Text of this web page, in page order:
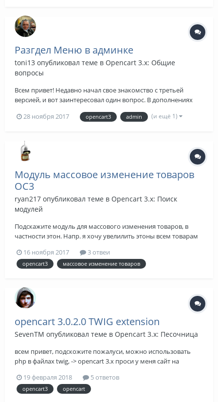
Разгдел Меню в админке
toni13 опубликовал теме в Opencart 3.x: Общие
вопросы
Всем привет! Недавно начал свое знакомство с третьей
версией, и вот заинтересовал один вопрос. В дополнениях
вопрос, что это икое и как этим пользоваться. Пыился
Может кто проконсультирует на...
28 ноября 2017 opencart3 admin (и ещё 1)
Модуль массовое изменение товаров
OC3
ryan217 опубликовал теме в Opencart 3.x: Поиск
модулей
Подскажите модуль для массового изменения товаров, в
частности этон. Напр. я хочу увелилить этоны всем товарам
16 ноября 2017 3 отвеи
opencart3 массовое изменение товаров
opencart 3.0.2.0 TWIG extension
SevenTM опубликовал теме в Opencart 3.x: Песочница
всем привет, подскожите пожалуси, можно использовать
php в файлах twig, -> opencart 3.x проси у меня сайт на
сайи и если совподает с URL сылки сивить на меню active.
19 февраля 2018 5 ответов
opencart3 opencart